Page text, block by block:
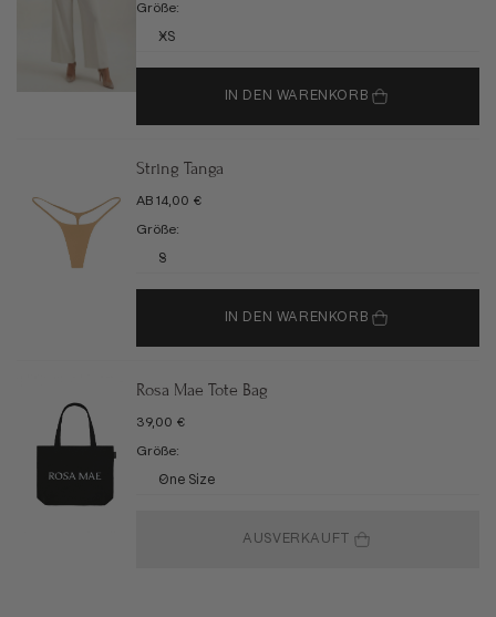
Größe:
XS
IN DEN WARENKORB
String Tanga
ANGEBOT
AB 14,00 €
Größe:
S
IN DEN WARENKORB
Rosa Mae Tote Bag
ANGEBOT
39,00 €
Größe:
One Size
AUSVERKAUFT